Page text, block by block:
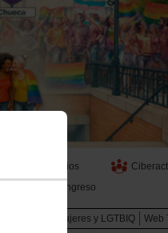
Servicios
13 Congreso
Mujeres y LGTBIQ
Web